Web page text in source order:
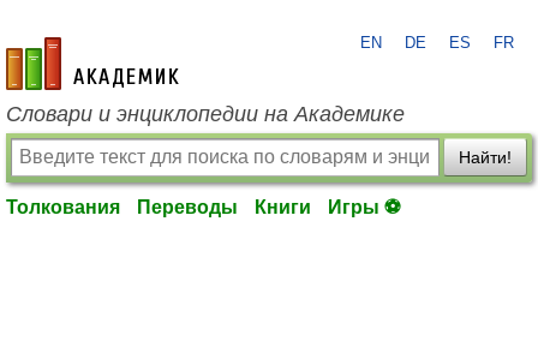
academic.ru
EN DE ES FR
Словари и энциклопедии на Академике
Найти!
Толкования Переводы Книги Игры ⚽